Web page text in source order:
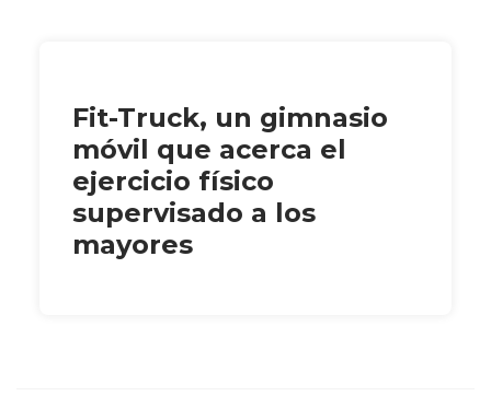
Fit-Truck, un gimnasio
móvil que acerca el
ejercicio físico
supervisado a los
mayores